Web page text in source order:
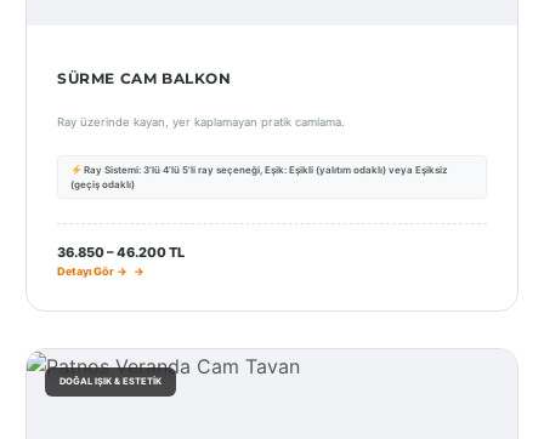
SÜRME CAM BALKON
Ray üzerinde kayan, yer kaplamayan pratik camlama.
Ray Sistemi: 3’lü 4’lü 5’li ray seçeneği, Eşik: Eşikli (yalıtım odaklı) veya Eşiksiz
(geçiş odaklı)
36.850 – 46.200 TL
Detayı Gör →
DOĞAL IŞIK & ESTETIK